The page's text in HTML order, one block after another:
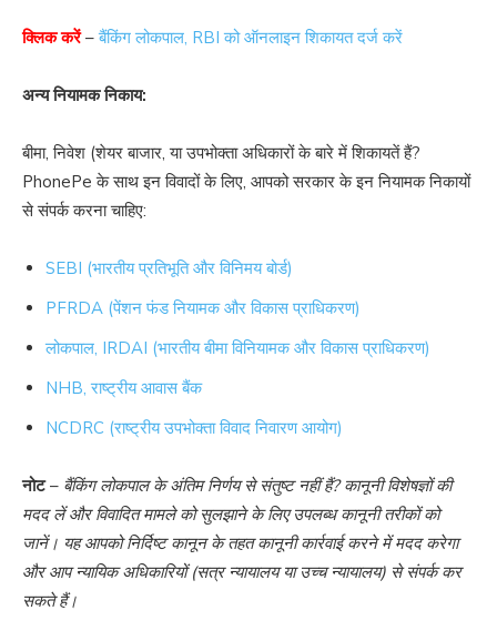
क्लिक करें–बैंकिंग लोकपाल, RBI को ऑनलाइन शिकायत दर्ज करें
अन्य नियामक निकाय:
बीमा, निवेश (शेयर बाजार, या उपभोक्ता अधिकारों के बारे में शिकायतें हैं?
PhonePe के साथ इन विवादों के लिए, आपको सरकार के इन नियामक निकायों
से संपर्क करना चाहिए:
SEBI (भारतीय प्रतिभूति और विनिमय बोर्ड)
PFRDA (पेंशन फंड नियामक और विकास प्राधिकरण)
लोकपाल, IRDAI (भारतीय बीमा विनियामक और विकास प्राधिकरण)
NHB, राष्ट्रीय आवास बैंक
NCDRC (राष्ट्रीय उपभोक्ता विवाद निवारण आयोग)
नोट– बैंकिंग लोकपाल के अंतिम निर्णय से संतुष्ट नहीं हैं? कानूनी विशेषज्ञों की
मदद लें और विवादित मामले को सुलझाने के लिए उपलब्ध कानूनी तरीकों को
जानें। यह आपको निर्दिष्ट कानून के तहत कानूनी कार्रवाई करने में मदद करेगा
और आप न्यायिक अधिकारियों (सत्र न्यायालय या उच्च न्यायालय) से संपर्क कर
सकते हैं।